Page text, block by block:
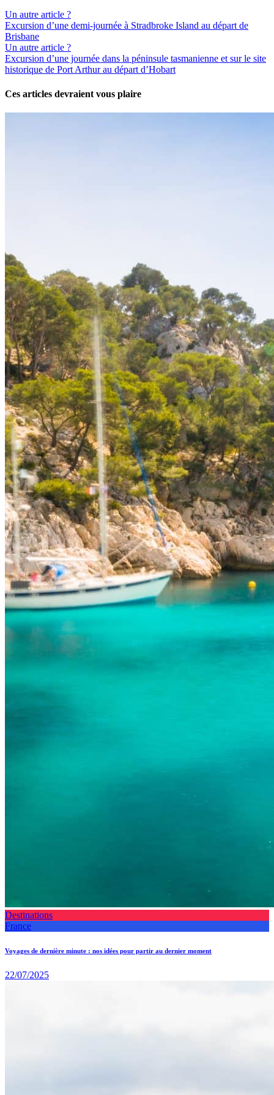
Un autre article ?
Excursion d’une demi-journée à Stradbroke Island au départ de
Brisbane
Un autre article ?
Excursion d’une journée dans la péninsule tasmanienne et sur le site
historique de Port Arthur au départ d’Hobart
Ces articles devraient vous plaire
Destinations
France
Voyages de dernière minute : nos idées pour partir au dernier moment
22/07/2025